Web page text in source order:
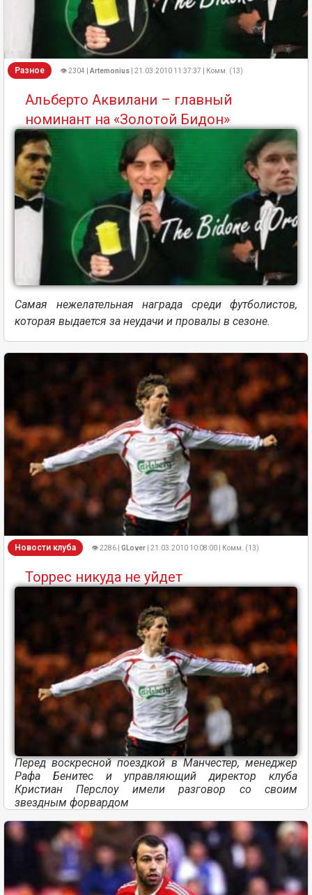
Разное 👁 2304 | Artemonius | 21.03.2010 11:37:37 | Комм. (13)
Альберто Аквилани – главный
номинант на «Золотой Бидон»
Самая нежелательная награда среди футболистов,
которая выдается за неудачи и провалы в сезоне.
Новости клуба 👁 2286 | GLover | 21.03.2010 10:08:00 | Комм. (13)
Торрес никуда не уйдет
Перед воскресной поездкой в Манчестер, менеджер
Рафа Бенитес и управляющий директор клуба
Кристиан Перслоу имели разговор со своим
звездным форвардом